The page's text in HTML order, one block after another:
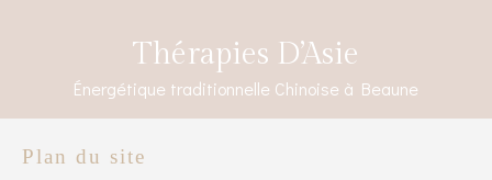
Thérapies D’Asie
Énergétique traditionnelle Chinoise à Beaune
Plan du site